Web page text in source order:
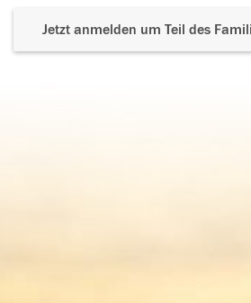
Jetzt anmelden um Teil des